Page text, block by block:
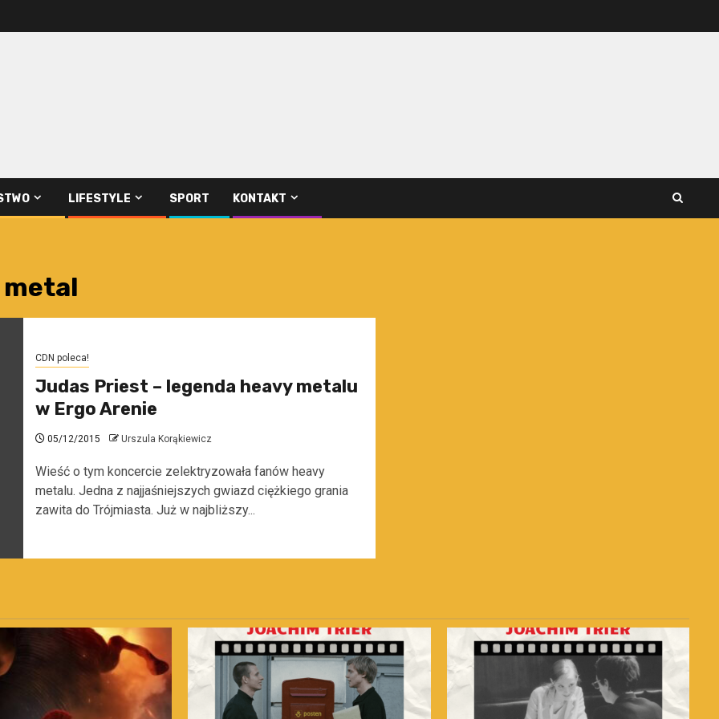
LIFESTYLE SPORT KONTAKT
metal
CDN poleca!
Judas Priest – legenda heavy metalu
w Ergo Arenie
05/12/2015 Urszula Korąkiewicz
Wieść o tym koncercie zelektryzowała fanów heavy
metalu. Jedna z najjaśniejszych gwiazd ciężkiego grania
zawita do Trójmiasta. Już w najbliższy...